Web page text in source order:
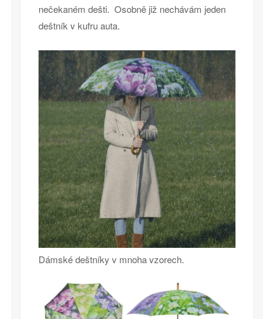
nečekaném dešti. Osobně již nechávám jeden
deštník v kufru auta.
Dámské deštníky v mnoha vzorech.